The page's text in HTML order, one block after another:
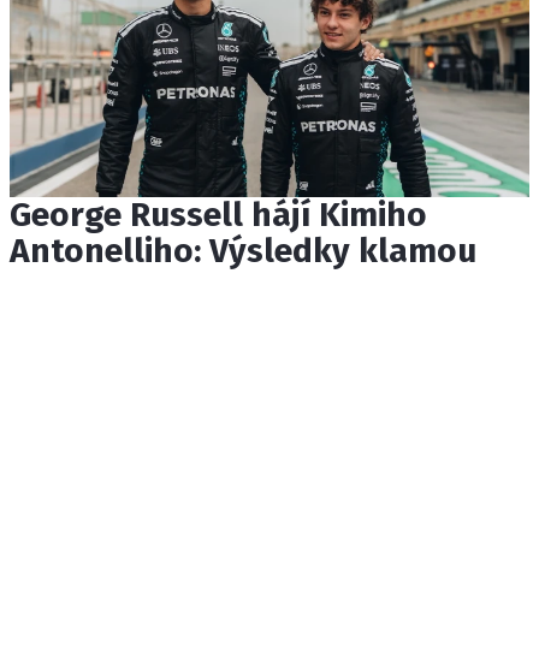
George Russell hájí Kimiho
Antonelliho: Výsledky klamou